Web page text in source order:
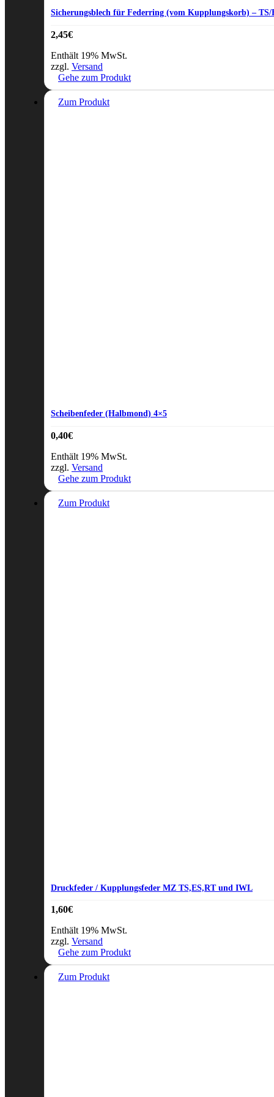
Sicherungsblech für Federring (vom Kupplungskorb) – TS/
2,45€
Enthält 19% MwSt.
zzgl. Versand
Gehe zum Produkt
Zum Produkt
Scheibenfeder (Halbmond) 4×5
0,40€
Enthält 19% MwSt.
zzgl. Versand
Gehe zum Produkt
Zum Produkt
Druckfeder / Kupplungsfeder MZ TS,ES,RT und IWL
1,60€
Enthält 19% MwSt.
zzgl. Versand
Gehe zum Produkt
Zum Produkt